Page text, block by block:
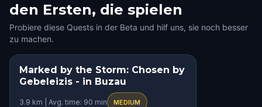
den Ersten, die spielen
Probiere diese Quests in der Beta und hilf uns, sie noch besser
zu machen.
Marked by the Storm: Chosen by
Gebeleizis - in Buzau
3.9 km | Avg. time: 90 min MEDIUM